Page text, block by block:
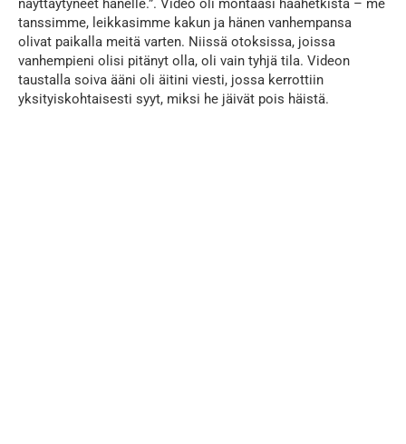
näyttäytyneet hänelle.”. Video oli montaasi häähetkistä – me
tanssimme, leikkasimme kakun ja hänen vanhempansa
olivat paikalla meitä varten. Niissä otoksissa, joissa
vanhempieni olisi pitänyt olla, oli vain tyhjä tila. Videon
taustalla soiva ääni oli äitini viesti, jossa kerrottiin
yksityiskohtaisesti syyt, miksi he jäivät pois häistä.